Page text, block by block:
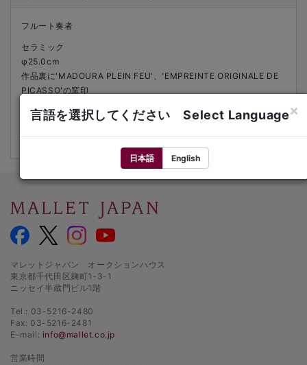
フルート奏者
セラミック
φ25.0cm
作品裏に'MADOURA PLEIN FEU'、'EMPREINTE ORIGINALE DE
PICASSO'の窯印
ed.（40）より
マレットジャパン オークションハウス
東京都千代田区麹町1-3-1
ニッセイ半蔵門ビル1階
Tel.: 03-5216-2480
Fax: 03-5216-2481
E-mail: info@mallet.co.jp
営業時間
言語を選択してください Select Language×
日本語 English